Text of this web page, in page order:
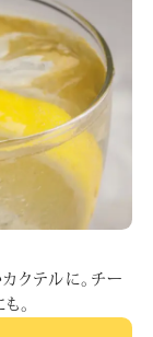
クテルに。チー
。